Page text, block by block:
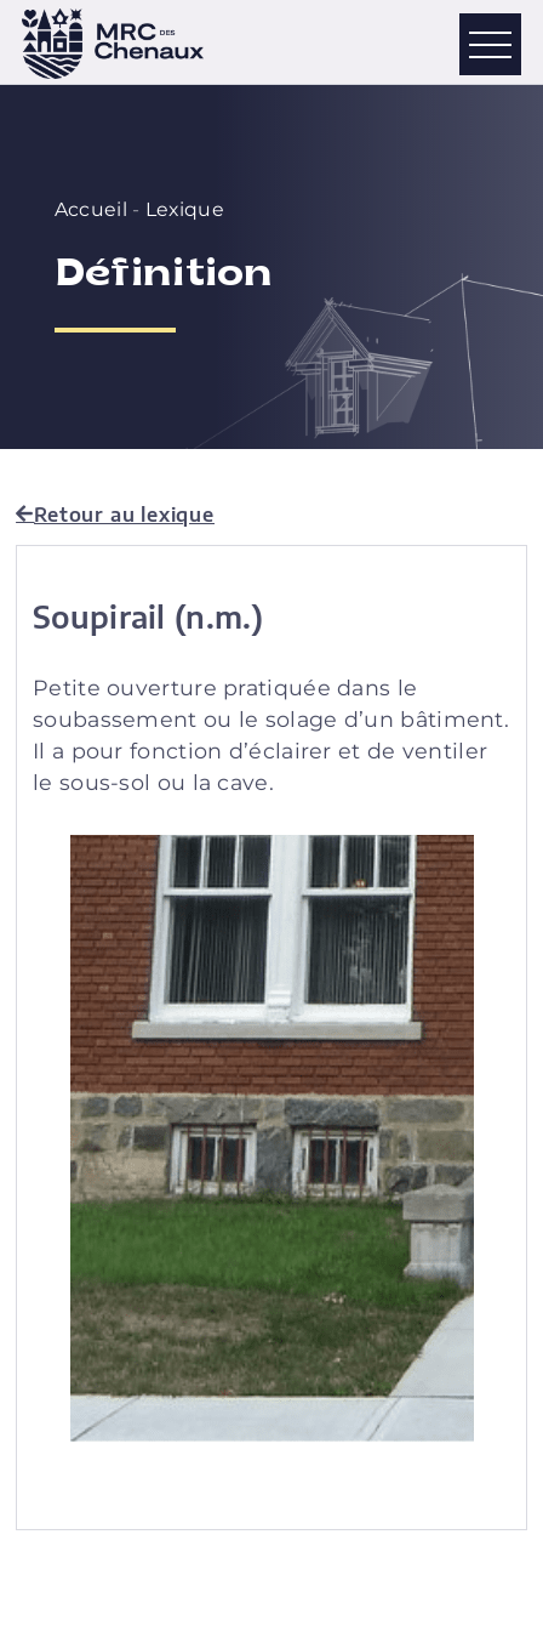
Accueil - Lexique
Définition
Retour au lexique
Soupirail (n.m.)
Petite ouverture pratiquée dans le
soubassement ou le solage d’un bâtiment.
Il a pour fonction d’éclairer et de ventiler
le sous-sol ou la cave.